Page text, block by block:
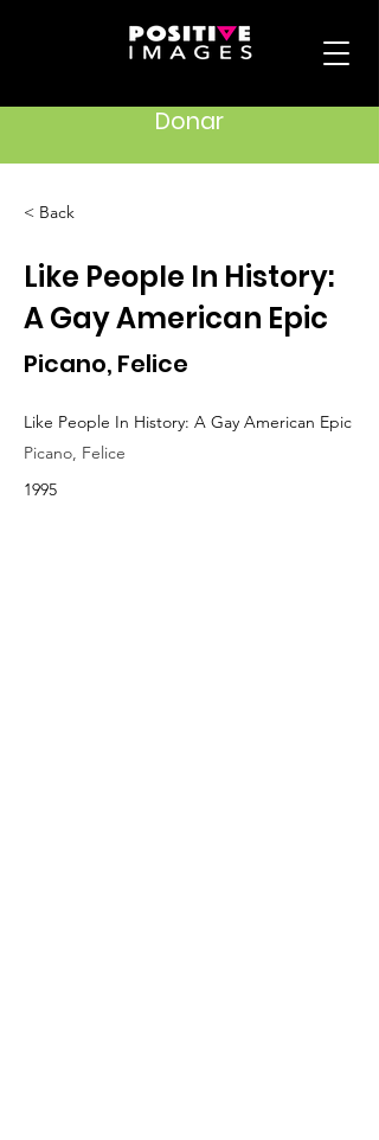
Donar
< Back
Like People In History:
A Gay American Epic
Picano, Felice
Like People In History: A Gay American Epic
Picano, Felice
1995